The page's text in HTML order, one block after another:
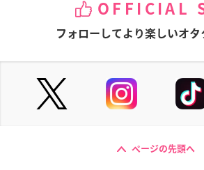
OFFICIAL
フォローしてより楽しいオタ
ページの先頭へ